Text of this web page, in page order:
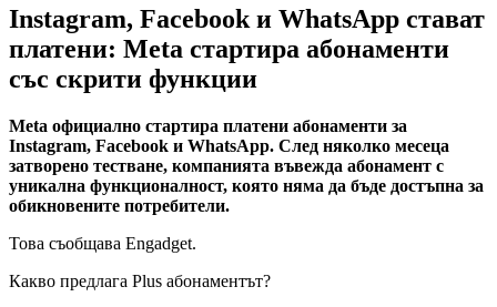
Instagram, Facebook и WhatsApp стават
платени: Meta стартира абонаменти
със скрити функции
Meta официално стартира платени абонаменти за
Instagram, Facebook и WhatsApp. След няколко месеца
затворено тестване, компанията въвежда абонамент с
уникална функционалност, която няма да бъде достъпна за
обикновените потребители.
Това съобщава Engadget.
Какво предлага Plus абонаментът?